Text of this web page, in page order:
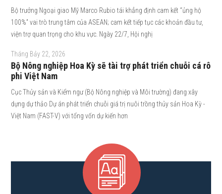
Bộ trưởng Ngoại giao Mỹ Marco Rubio tái khẳng định cam kết “ủng hộ
100%” vai trò trung tâm của ASEAN; cam kết tiếp tục các khoản đầu tư,
viện trợ quan trọng cho khu vực. Ngày 22/7, Hội nghị
Tháng Bảy 22, 2026
Bộ Nông nghiệp Hoa Kỳ sẽ tài trợ phát triển chuỗi cá rô
phi Việt Nam
Cục Thủy sản và Kiểm ngư (Bộ Nông nghiệp và Môi trường) đang xây
dựng dự thảo Dự án phát triển chuỗi giá trị nuôi trồng thủy sản Hoa Kỳ -
Việt Nam (FAST-V) với tổng vốn dự kiến hơn